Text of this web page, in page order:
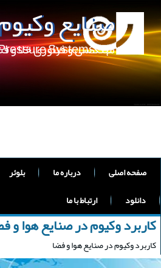
صنایع
مهندسی و فناوری خلا و
Systems
صفحه اصلی درباره ما بلوئر
دانلود
ارتباط با ما
کاربرد وکیوم در صنایع هوا و
کاربرد وکیوم در صنایع هوا و فضا